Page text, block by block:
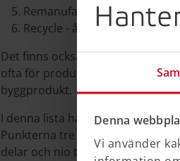
Denna
Vi använder
Remanufacture - behandla
Recycle - återvinna
Det finns också listor med
ofta för produktutveckling.
byggprodukt.
I denna lista handlar punkterna
Punkterna tre till åtta handlar
delar och nio till tio handlar om